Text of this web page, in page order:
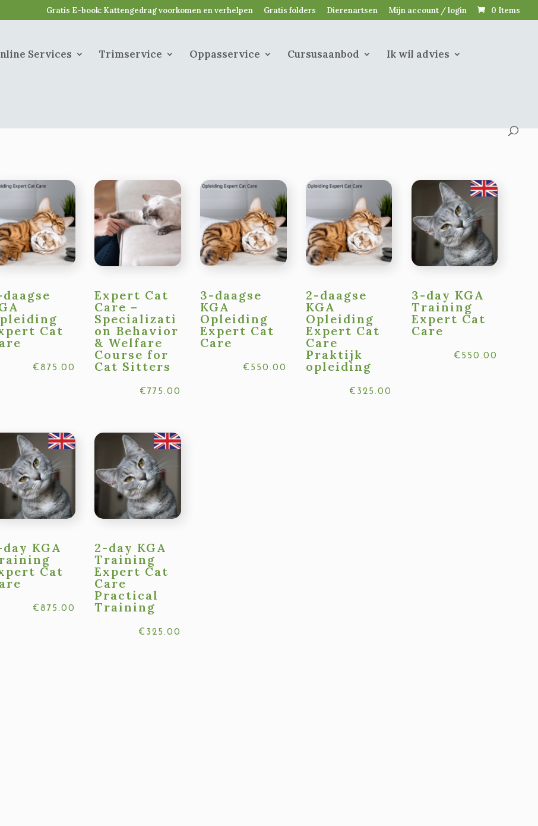
Gratis E-book: Kattengedrag voorkomen en verhelpen Gratis folders Dierenartsen Mijn account / login 0 Items
Services Trimservice Oppasservice Cursusaanbod Ik wil advies
Cat
€ 875.00
Expert Cat
Care –
Specializati
on Behavior
& Welfare
Course for
Cat Sitters
€ 775.00
3-daagse
KGA
Opleiding
Expert Cat
Care
€ 550.00
2-daagse
KGA
Opleiding
Expert Cat
Care
Praktijk
opleiding
€ 325.00
3-day KGA
Training
Expert Cat
Care
€ 550.00
KGA
Cat
€ 875.00
2-day KGA
Training
Expert Cat
Care
Practical
Training
€ 325.00